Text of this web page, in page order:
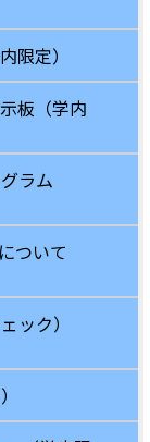
限定）
板（学内
ラム
ついて
ック）